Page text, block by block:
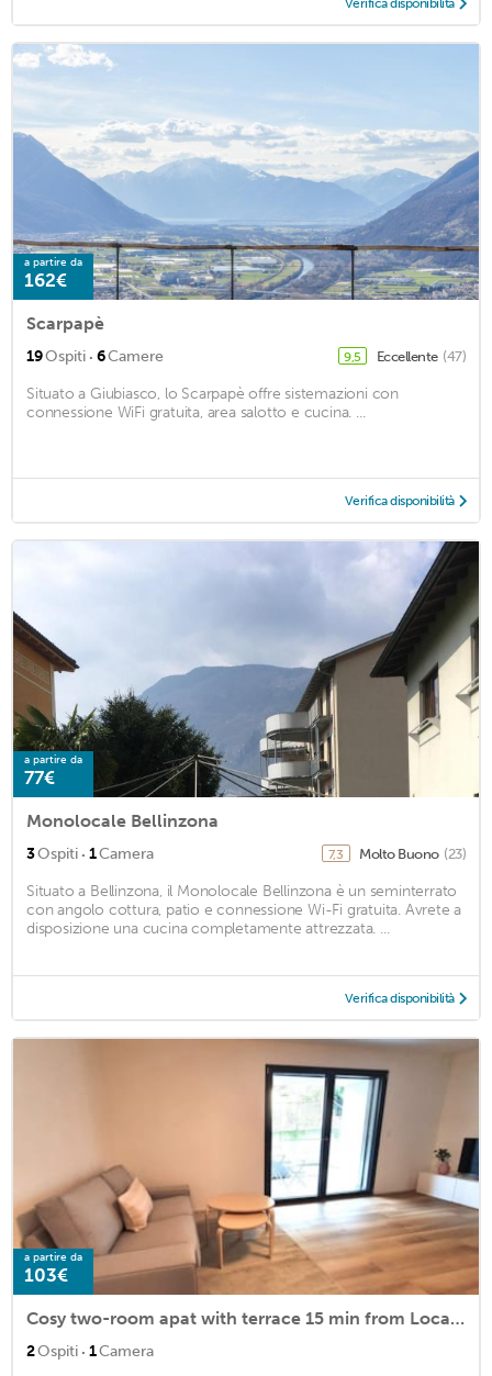
a partire da
162€
Scarpapè
19Ospiti · 6Camere 9,5 Eccellente (47)
Situato a Giubiasco, lo Scarpapè offre sistemazioni con
connessione WiFi gratuita, area salotto e cucina. ...
Verifica disponibilità
a partire da
77€
Monolocale Bellinzona
3Ospiti · 1Camera 7,3 Molto Buono (23)
Situato a Bellinzona, il Monolocale Bellinzona è un seminterrato
con angolo cottura, patio e connessione Wi-Fi gratuita. Avrete a
disposizione una cucina completamente attrezzata. ...
Verifica disponibilità
a partire da
103€
Cosy two-room apat with terrace 15 min from Locarno (GRAPPOLI 5)
2Ospiti · 1Camera